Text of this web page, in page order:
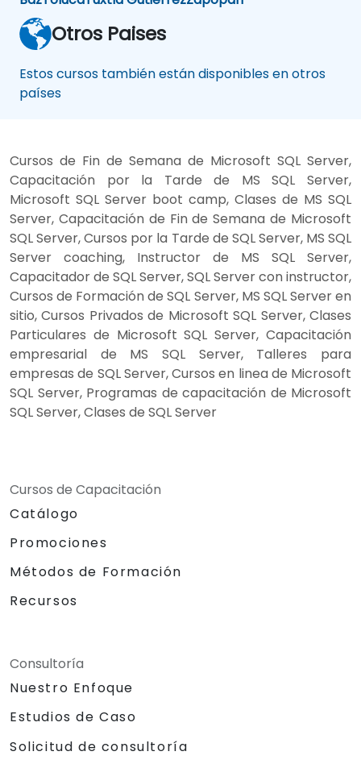
Otros Paises
Estos cursos también están disponibles en otros
países
Cursos de Fin de Semana de Microsoft SQL Server,
Capacitación por la Tarde de MS SQL Server,
Microsoft SQL Server boot camp, Clases de MS SQL
Server, Capacitación de Fin de Semana de Microsoft
SQL Server, Cursos por la Tarde de SQL Server, MS SQL
Server coaching, Instructor de MS SQL Server,
Capacitador de SQL Server, SQL Server con instructor,
Cursos de Formación de SQL Server, MS SQL Server en
sitio, Cursos Privados de Microsoft SQL Server, Clases
Particulares de Microsoft SQL Server, Capacitación
empresarial de MS SQL Server, Talleres para
empresas de SQL Server, Cursos en linea de Microsoft
SQL Server, Programas de capacitación de Microsoft
SQL Server, Clases de SQL Server
Cursos de Capacitación
Catálogo
Promociones
Métodos de Formación
Recursos
Consultoría
Nuestro Enfoque
Estudios de Caso
Solicitud de consultoría